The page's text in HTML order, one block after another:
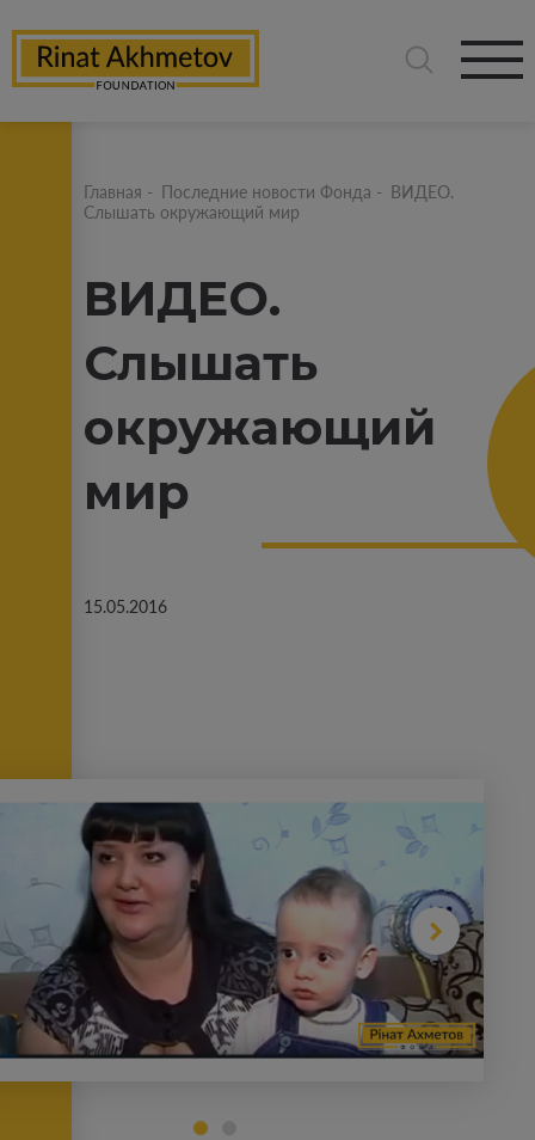
Главная - Последние новости Фонда - ВИДЕО.
Слышать окружающий мир
ВИДЕО.
Слышать
окружающий
мир
15.05.2016